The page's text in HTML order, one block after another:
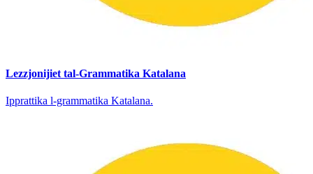
Lezzjonijiet tal-Grammatika Katalana
Ipprattika l-grammatika Katalana.